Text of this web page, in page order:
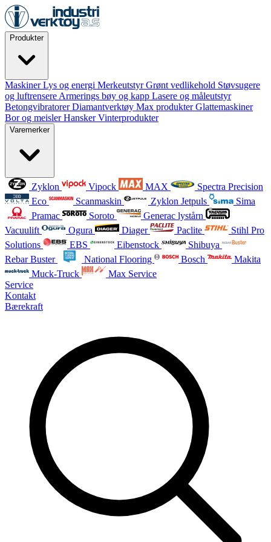
Produkter
MaskinerLys og energi MerkeutstyrGrønt vedlikehold Støvsugere
og luftrensere Armerings bøy og kapp Lasere og måleutstyr
BetongvibratorerDiamantverktøy Max produkterGlattemaskiner
Bor og meislerHanskerVinterprodukter
Varemerker
Zyklon Vipock MAX
Spectra Precision
Eco
Scanmaskin Zyklon Jetpuls
Sima
Pramac
Soroto
Generac lystårn
Vacuulift
Ogura Diager Paclite
Stihl Pro
Solutions
EBS Eibenstock
Shibuya
Rebar Buster
National Flooring Bosch
Makita
Muck-Truck
Max Service
Service
Kontakt
Bærekraft